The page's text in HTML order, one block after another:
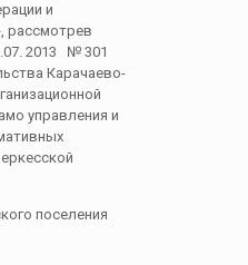
и
рассмотрев
2013 № 301
Карачаево-
управления и
поселения